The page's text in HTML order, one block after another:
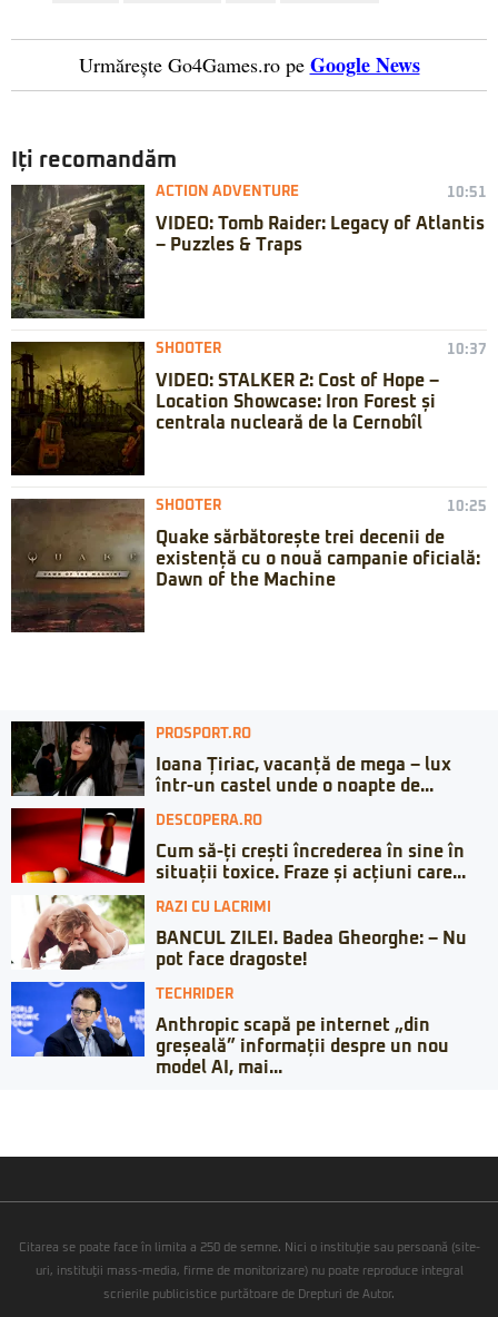
Urmărește Go4Games.ro pe Google News
Iți recomandăm
ACTION ADVENTURE 10:51
VIDEO: Tomb Raider: Legacy of Atlantis
– Puzzles & Traps
SHOOTER 10:37
VIDEO: STALKER 2: Cost of Hope –
Location Showcase: Iron Forest și
centrala nucleară de la Cernobîl
SHOOTER 10:25
Quake sărbătorește trei decenii de
existență cu o nouă campanie oficială:
Dawn of the Machine
PROSPORT.RO
Ioana Țiriac, vacanță de mega – lux
într-un castel unde o noapte de...
DESCOPERA.RO
Cum să-ți crești încrederea în sine în
situații toxice. Fraze și acțiuni care...
RAZI CU LACRIMI
BANCUL ZILEI. Badea Gheorghe: – Nu
pot face dragoste!
TECHRIDER
Anthropic scapă pe internet „din
greșeală” informații despre un nou
model AI, mai...
Citarea se poate face în limita a 250 de semne. Nici o instituţie sau persoană (site-
uri, instituţii mass-media, firme de monitorizare) nu poate reproduce integral
scrierile publicistice purtătoare de Drepturi de Autor.